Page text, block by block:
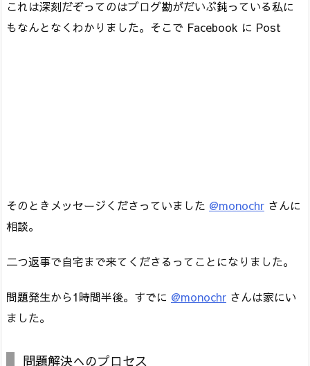
これは深刻だぞってのはブログ勘がだいぶ鈍っている私に
もなんとなくわかりました。そこで Facebook に Post
そのときメッセージくださっていました @monochr さんに
相談。
二つ返事で自宅まで来てくださるってことになりました。
問題発生から1時間半後。すでに @monochr さんは家にい
ました。
問題解決へのプロセス